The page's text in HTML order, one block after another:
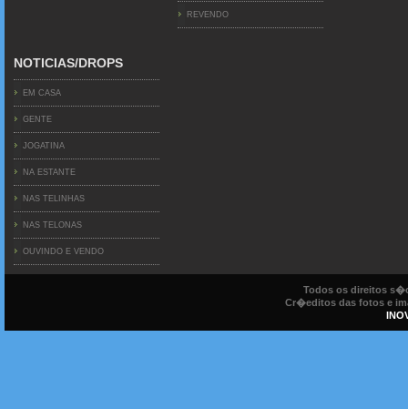
REVENDO
NOTICIAS/DROPS
EM CASA
GENTE
JOGATINA
NA ESTANTE
NAS TELINHAS
NAS TELONAS
OUVINDO E VENDO
Todos os direitos
Cr�editos das fotos e